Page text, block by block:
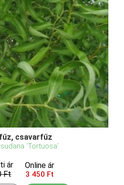
csavarfűz
'Tortuosa'
ár
Ft
Online ár
3 450 Ft